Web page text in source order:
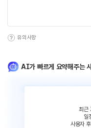
유의사항
AI가 빠르게 요약해주는
최근
일
사용자